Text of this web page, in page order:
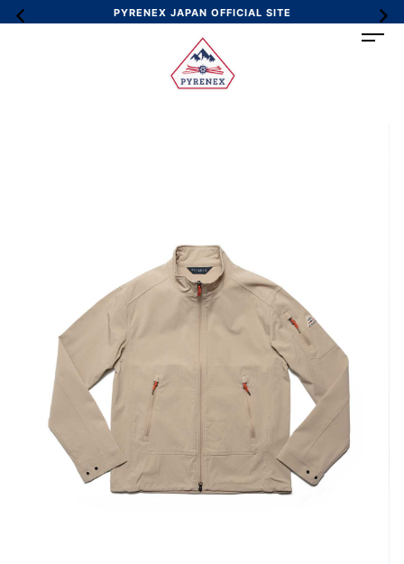
PYRENEX JAPAN OFFICIAL SITE